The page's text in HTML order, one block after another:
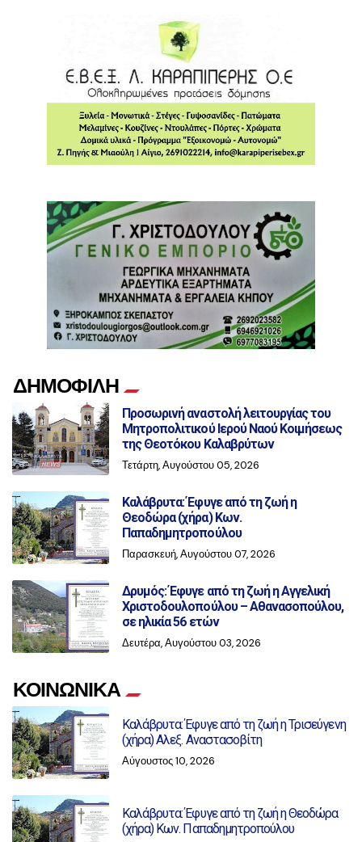
ΔΗΜΟΦΙΛΗ
Προσωρινή αναστολή λειτουργίας του
Μητροπολιτικού Ιερού Ναού Κοιμήσεως
της Θεοτόκου Καλαβρύτων
Τετάρτη, Αυγούστου 05, 2026
Καλάβρυτα: Έφυγε από τη ζωή η
Θεοδώρα (χήρα) Κων.
Παπαδημητροπούλου
Παρασκευή, Αυγούστου 07, 2026
Δρυμός: Έφυγε από τη ζωή η Αγγελική
Χριστοδουλοπούλου – Αθανασοπούλου,
σε ηλικία 56 ετών
Δευτέρα, Αυγούστου 03, 2026
ΚΟΙΝΩΝΙΚΑ
Καλάβρυτα: Έφυγε από τη ζωή η Τρισεύγενη
(χήρα) Αλεξ. Αναστασοβίτη
Αύγουστος 10, 2026
Καλάβρυτα: Έφυγε από τη ζωή η Θεοδώρα
(χήρα) Κων. Παπαδημητροπούλου